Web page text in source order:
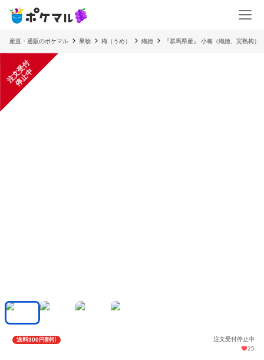
産直・通販のポケマル 果物 梅（うめ） 織姫 『群馬県産』 小梅（織姫、完熟梅）
注
文
受
付
停
止
中
送料300円割引
注文受付停止中
25